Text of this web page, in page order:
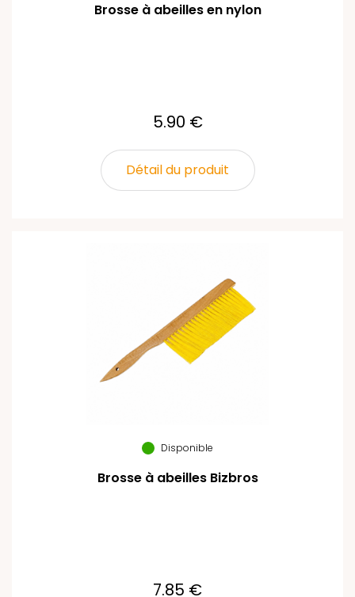
Brosse à abeilles en nylon
5.90 €
Détail du produit
Disponible
Brosse à abeilles Bizbros
7.85 €